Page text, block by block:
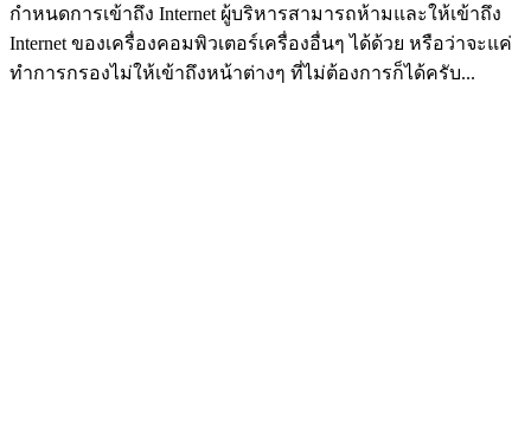
กำหนดการเข้าถึง Internet ผู้บริหารสามารถห้ามและให้เข้าถึง
Internet ของเครื่องคอมพิวเตอร์เครื่องอื่นๆ ได้ด้วย หรือว่าจะแค่
ทำการกรองไม่ให้เข้าถึงหน้าต่างๆ ที่ไม่ต้องการก็ได้ครับ...